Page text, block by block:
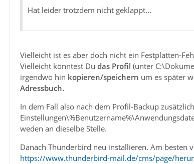
Hat leider trotzdem nicht geklappt...
Vielleicht ist es aber doch nicht ein Festplatten-
Vielleicht könntest Du das Profil (unter
irgendwo hin kopieren/speichern um es später
Adressbuch.
In dem Fall also nach dem Profil-Backup
weden an dieselbe Stelle.
Danach Thunderbird neu installieren. Am besten
https://www.thunderbird-mail.de/cms/page/